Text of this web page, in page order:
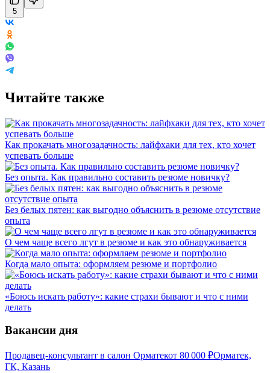
5
Читайте также
Как прокачать многозадачность: лайфхаки для тех, кто хочет
успевать больше
Без опыта. Как правильно составить резюме новичку?
Без белых пятен: как выгодно объяснить в резюме отсутствие
опыта
О чем чаще всего лгут в резюме и как это обнаруживается
Когда мало опыта: оформляем резюме и портфолио
«Боюсь искать работу»: какие страхи бывают и что с ними
делать
Вакансии дня
Продавец-консультант в салон Орматекот 80 000 ₽Орматек,
ГК, Казань